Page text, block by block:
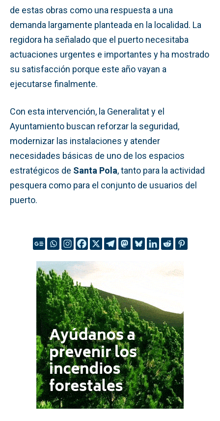
de estas obras como una respuesta a una
demanda largamente planteada en la localidad. La
regidora ha señalado que el puerto necesitaba
actuaciones urgentes e importantes y ha mostrado
su satisfacción porque este año vayan a
ejecutarse finalmente.
Con esta intervención, la Generalitat y el
Ayuntamiento buscan reforzar la seguridad,
modernizar las instalaciones y atender
necesidades básicas de uno de los espacios
estratégicos de Santa Pola, tanto para la actividad
pesquera como para el conjunto de usuarios del
puerto.